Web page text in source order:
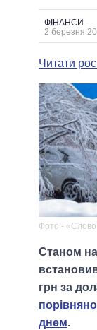
ОГЛЯДИ
МЕРИ
ВСІ
ФІНАНСИ
2 березня
Читати
Фото - «Слово
Станом
грн за
днем.